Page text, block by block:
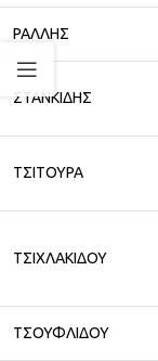
ΡΑΛΛΗΣ
ΣΤΑΝΚΙΔΗΣ
ΤΣΙΤΟΥΡΑ
ΤΣΙΧΛΑΚΙΔΟΥ
ΤΣΟΥΦΛΙΔΟΥ